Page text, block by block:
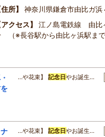
住所
神奈川県鎌倉市由比ガ浜
アクセス
江ノ島電鉄線 由比
（※長谷駅から由比ヶ浜駅ま
…や花束】記念日やお誕生…
…や花束】記念日やお誕生…